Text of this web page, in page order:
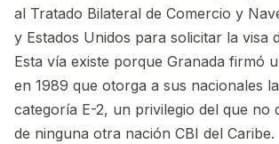
al Tratado Bilateral de Comercio y
y Estados Unidos para solicitar la visa
Esta vía existe porque Granada firmó
en 1989 que otorga a sus nacionales
categoría E-2, un privilegio del que no
de ninguna otra nación CBI del Caribe.